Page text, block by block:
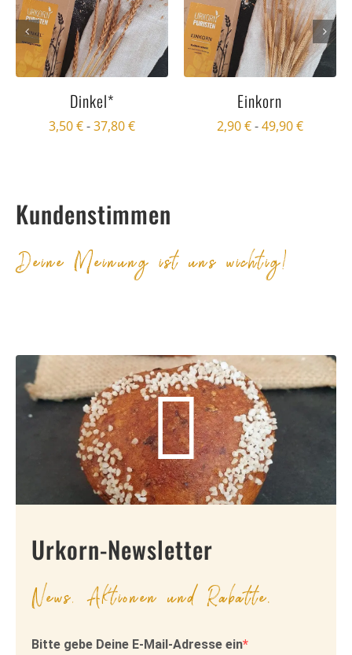
Dinkel*
3,50€-37,80€
Einkorn
2,90€-49,90€
Kundenstimmen
Deine Meinung ist uns wichtig!
Urkorn-Newsletter
News, Aktionen und Rabatte.
Bitte gebe Deine E-Mail-Adresse ein